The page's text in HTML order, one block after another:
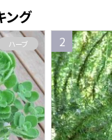
ング
ハーブ